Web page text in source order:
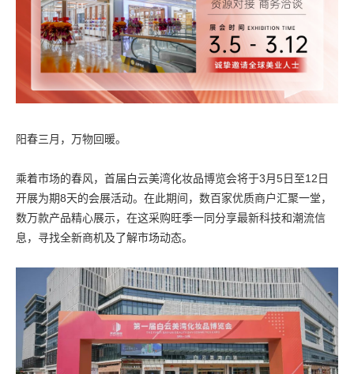
阳春三月，万物回暖。
乘着市场的春风，首届白云美湾化妆品博览会将于3月5日至12日
开展为期8天的会展活动。在此期间，数百家优质商户汇聚一堂，
数万款产品精心展示，在这采购旺季一同分享最新科技和潮流信
息，寻找全新商机及了解市场动态。